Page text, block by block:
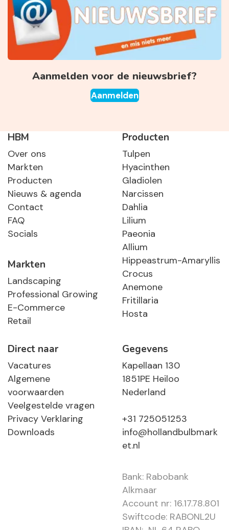
Aanmelden voor de nieuwsbrief?
Aanmelden
HBM
Over ons
Markten
Producten
Nieuws & agenda
Contact
FAQ
Socials
Markten
Landscaping
Professional Growing
E-Commerce
Retail
Producten
Tulpen
Hyacinthen
Gladiolen
Narcissen
Dahlia
Lilium
Paeonia
Allium
Hippeastrum-Amaryllis
Crocus
Anemone
Fritillaria
Hosta
Direct naar
Vacatures
Algemene
voorwaarden
Veelgestelde vragen
Privacy Verklaring
Downloads
Gegevens
Kapellaan 130
1851PE Heiloo
Nederland
+31 725051253
info@hollandbulbmark
et.nl
Bank: Rabobank
Alkmaar
Account nr: 16.17.78.801
Swiftcode: RABONL2U